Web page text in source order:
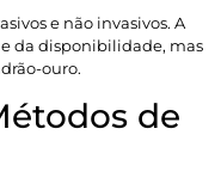
e não invasivos. A
da disponibilidade, mas
ouro.
de